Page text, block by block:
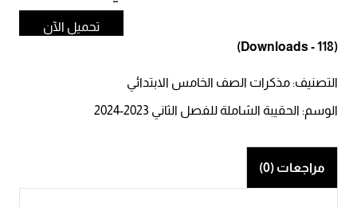
تحميل الآن
(Downloads - 118)
التصنيف: مذكرات الصف الخامس الابتدائي
الوسم: الحقيبة الشاملة للفصل الثاني 2023-2024
مراجعات (0)